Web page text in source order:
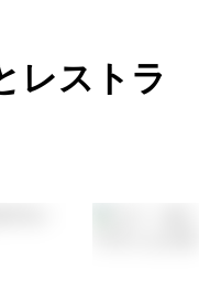
レストラ